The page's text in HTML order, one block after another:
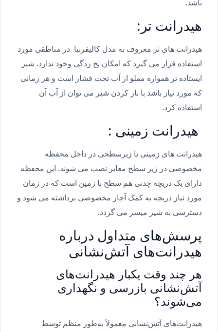
باشد.
هیدرانت تر:
هیدرانت های تر معروف به مدل کالیفرنیا در مناطقی مورد
استفاده قرار می گیرد که امکان یخ زدگی وجود ندارد. شیر
ایستاده تر همواره مملو از آب تحت فشار است و هر زمانی
که مورد نیاز باشد با باز کردن شیر می توان از آب آن
استفاده کرد.
هیدرانت زمینی :
هیدرانت های زمینی یا زیرسطحی در داخل محفظه
مخصوصی در زیر سطح معابر نصب می شوند. این محفظه
دارای یک دریچه چدنی هم سطح با زمین است که در زمان
مورد نیاز دریچه به کمک آچار مخصوصی برداشته می شود و
دسترسی به شیر میسر می گردد.
پرسش‌های متداول درباره
هیدرانت‌های آتش‌نشانی
هر چند وقت یکبار هیدرانت‌های
آتش‌نشانی بازرسی و نگهداری
می‌شوند؟
هیدرانت‌های آتش‌نشانی معمولاً به‌طور منظم توسط